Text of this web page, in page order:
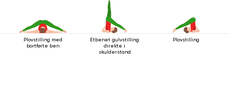
Plovstilling med
bortførte ben
Etbenet gulvstilling
direkte i
skulderstand
Plovstilling